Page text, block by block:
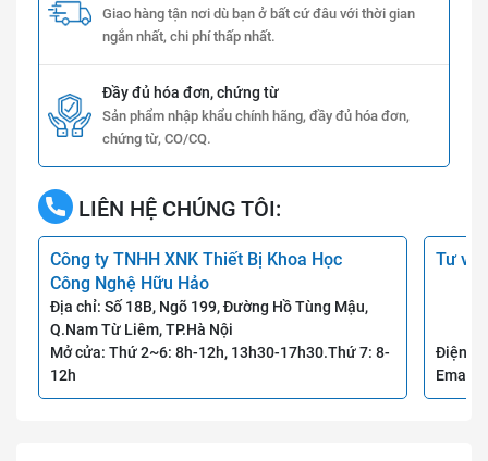
Giao hàng tận nơi dù bạn ở bất cứ đâu với thời gian
ngắn nhất, chi phí thấp nhất.
Đầy đủ hóa đơn, chứng từ
Sản phẩm nhập khẩu chính hãng, đầy đủ hóa đơn,
chứng từ, CO/CQ.
LIÊN HỆ CHÚNG TÔI:
Công ty TNHH XNK Thiết Bị Khoa Học
Công Nghệ Hữu Hảo
Địa chỉ: Số 18B, Ngõ 199, Đường Hồ Tùng Mậu,
Q.Nam Từ Liêm, TP.Hà Nội
Mở cửa: Thứ 2~6: 8h-12h, 13h30-17h30.Thứ 7: 8-
12h
Tư
Điện
Email: